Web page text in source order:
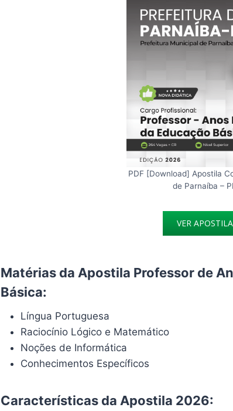
PDF [Download] Apostila
de Parnaíba –
VER
Matérias da Apostila Professor de
Básica:
Língua Portuguesa
Raciocínio Lógico e Matemático
Noções de Informática
Conhecimentos Específicos
Características da Apostila 2026: